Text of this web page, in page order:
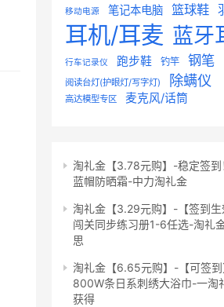
移动电源 笔记本电脑 篮球鞋
耳机/耳麦 蓝牙
行车记录仪 跑步鞋 钓竿 钢笔
阅读台灯(护眼灯/写字灯) 除螨仪
高达模型专区 麦克风/话筒
淘礼金【3.78元购】-稳定签到
蓝帽防晒霜-中力淘礼金
淘礼金【3.29元购】-【签到
闯关同步练习册1-6任选-淘礼
思
淘礼金【6.65元购】-【可签到
800W条日系刺绣大浴巾-一淘
获得